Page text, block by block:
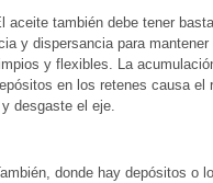
aceite también debe tener
y dispersancia para mantener
y flexibles. La
en los retenes causa el
desgaste el eje.
donde hay depósitos o